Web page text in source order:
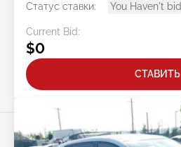
Статус ставки:
You Haven't bid
Current Bid:
$0
СТАВИТЬ